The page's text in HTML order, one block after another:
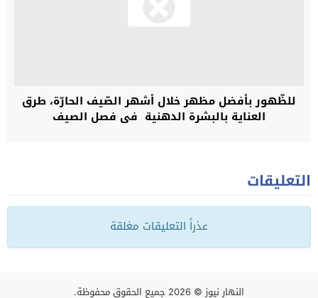
للظّهور بأفضل مظهر خلال أشهر الصّيف الحارّة، طرق
العناية بالبشرة الدهنية في فصل الصيف
التعليقات
عذراً التعليقات مغلقة
النهار نيوز© 2026 جميع الحقوق محفوظة.